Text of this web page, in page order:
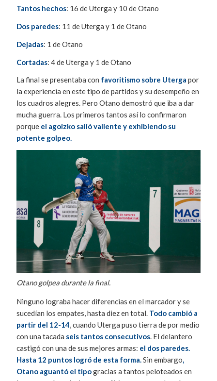
Tantos hechos: 16 de Uterga y 10 de Otano
Dos paredes: 11 de Uterga y 1 de Otano
Dejadas: 1 de Otano
Cortadas: 4 de Uterga y 1 de Otano
La final se presentaba con favoritismo sobre Uterga por
la experiencia en este tipo de partidos y su desempeño en
los cuadros alegres. Pero Otano demostró que iba a dar
mucha guerra. Los primeros tantos así lo confirmaron
porqueel agoizko salió valiente y exhibiendo su
potente golpeo.
Otano golpea durante la final.
Ninguno lograba hacer diferencias en el marcador y se
sucedían los empates, hasta diez en total.Todo cambió a
partir del 12-14, cuando Uterga puso tierra de por medio
con una tacada seis tantos consecutivos. El delantero
castigó con una de sus mejores armas: el dos paredes.
Hasta 12 puntos logró de esta forma.Sin embargo,
Otano aguantó el tipogracias a tantos peloteados en